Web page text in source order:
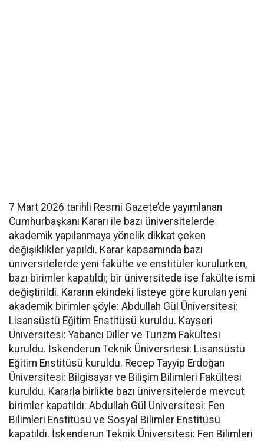
7 Mart 2026 tarihli Resmi Gazete’de yayımlanan
Cumhurbaşkanı Kararı ile bazı üniversitelerde
akademik yapılanmaya yönelik dikkat çeken
değişiklikler yapıldı. Karar kapsamında bazı
üniversitelerde yeni fakülte ve enstitüler kurulurken,
bazı birimler kapatıldı; bir üniversitede ise fakülte ismi
değiştirildi. Kararın ekindeki listeye göre kurulan yeni
akademik birimler şöyle: Abdullah Gül Üniversitesi:
Lisansüstü Eğitim Enstitüsü kuruldu. Kayseri
Üniversitesi: Yabancı Diller ve Turizm Fakültesi
kuruldu. İskenderun Teknik Üniversitesi: Lisansüstü
Eğitim Enstitüsü kuruldu. Recep Tayyip Erdoğan
Üniversitesi: Bilgisayar ve Bilişim Bilimleri Fakültesi
kuruldu. Kararla birlikte bazı üniversitelerde mevcut
birimler kapatıldı: Abdullah Gül Üniversitesi: Fen
Bilimleri Enstitüsü ve Sosyal Bilimler Enstitüsü
kapatıldı. İskenderun Teknik Üniversitesi: Fen Bilimleri